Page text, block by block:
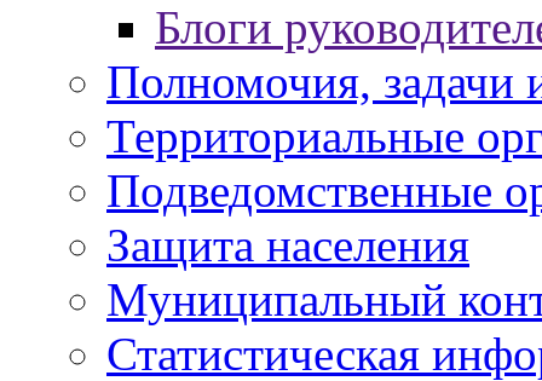
Блоги
Полномочия, задачи
Территориальные
Подведомственные
Защита населения
Муниципальный
Статистическая